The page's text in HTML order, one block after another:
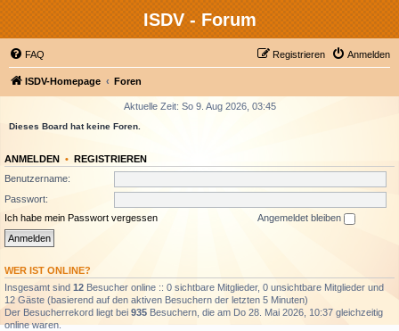
ISDV - Forum
FAQ Anmelden
Registrieren
ISDV-Homepage Foren
Aktuelle Zeit: So 9. Aug 2026, 03:45
Dieses Board hat keine Foren.
ANMELDEN • REGISTRIEREN
Benutzername:
Passwort:
Ich habe mein Passwort vergessen
Angemeldet bleiben
WER IST ONLINE?
Insgesamt sind 12 Besucher online :: 0 sichtbare Mitglieder, 0 unsichtbare Mitglieder und
12 Gäste (basierend auf den aktiven Besuchern der letzten 5 Minuten)
Der Besucherrekord liegt bei 935 Besuchern, die am Do 28. Mai 2026, 10:37 gleichzeitig
online waren.